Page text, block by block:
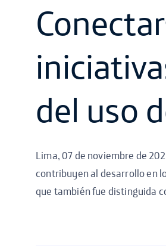
del uso
Lima, 07 de noviembre de
contribuyen al desarrollo en
que también fue distinguida